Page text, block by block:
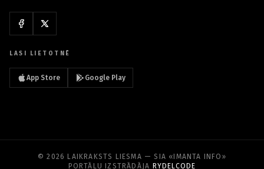
LASI LIETOTNĒ
App Store Google Play
© 2026 LAIKRAKSTS LIESMA — SIA «IMANTA INFO»
PORTĀLU IZSTRĀDĀJA RYDELCODE